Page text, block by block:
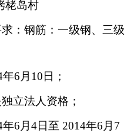
栳岛村
： 钢筋：一级钢、三级
年6 月 10 日；
立法人资格；
年6 月 4日至 2014年6 月 7